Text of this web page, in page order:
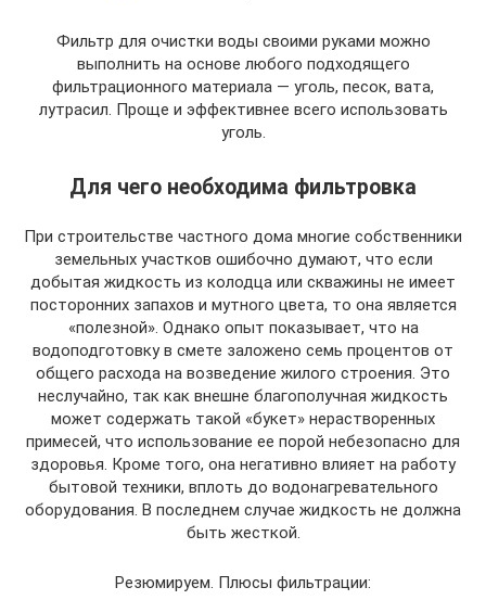
Фильтр для очистки воды своими руками можно
выполнить на основе любого подходящего
фильтрационного материала — уголь, песок, вата,
лутрасил. Проще и эффективнее всего использовать
уголь.
Для чего необходима фильтровка
При строительстве частного дома многие собственники
земельных участков ошибочно думают, что если
добытая жидкость из колодца или скважины не имеет
посторонних запахов и мутного цвета, то она является
«полезной». Однако опыт показывает, что на
водоподготовку в смете заложено семь процентов от
общего расхода на возведение жилого строения. Это
неслучайно, так как внешне благополучная жидкость
может содержать такой «букет» нерастворенных
примесей, что использование ее порой небезопасно для
здоровья. Кроме того, она негативно влияет на работу
бытовой техники, вплоть до водонагревательного
оборудования. В последнем случае жидкость не должна
быть жесткой.
Резюмируем. Плюсы фильтрации: